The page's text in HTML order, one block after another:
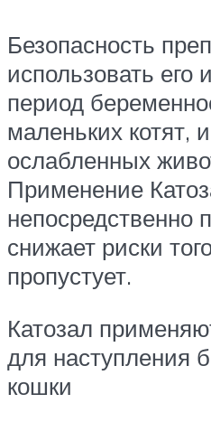
Безопасность
использовать его
период
маленьких котят,
ослабленных
Применение
непосредственно
снижает риски
пропустует.
Катозал
для наступления
кошки